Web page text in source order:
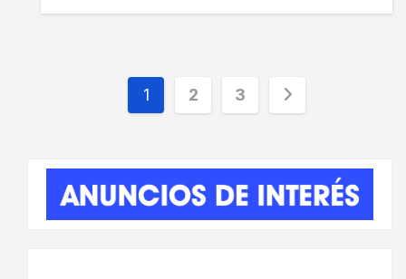
Paginación
entradas
1 2 3